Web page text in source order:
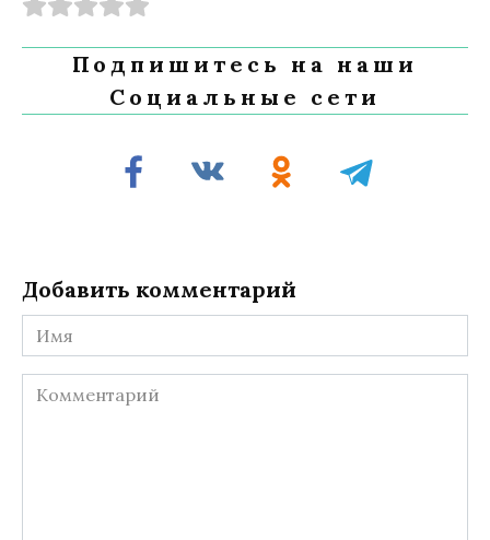
Подпишитесь на наши
Социальные сети
Добавить комментарий
Имя
Комментарий